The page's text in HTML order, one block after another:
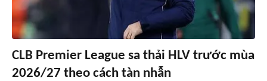
CLB Premier League sa thải HLV trước mùa
2026/27 theo cách tàn nhẫn